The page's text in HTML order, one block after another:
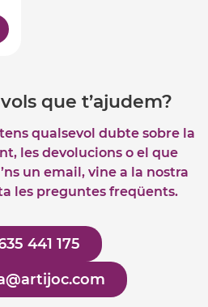
que t’ajudem?
qualsevol dubte sobre la
les devolucions o el que
un email, vine a la nostra
les preguntes freqüents.
441 175